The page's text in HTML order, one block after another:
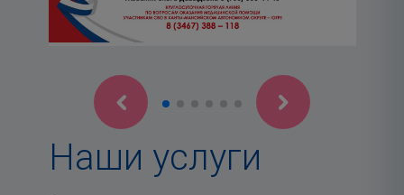
Наши услуги